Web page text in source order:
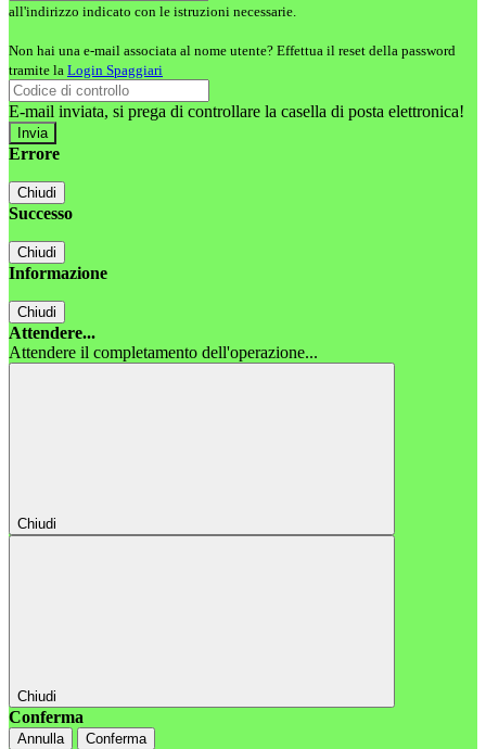
all'indirizzo indicato con le istruzioni necessarie.
Non hai una e-mail associata al nome utente? Effettua il reset della password
tramite la Login Spaggiari
E-mail inviata, si prega di controllare la casella di posta elettronica!
Errore
Chiudi
Successo
Chiudi
Informazione
Chiudi
Attendere...
Attendere il completamento dell'operazione...
Chiudi
Chiudi
Conferma
Annulla Conferma